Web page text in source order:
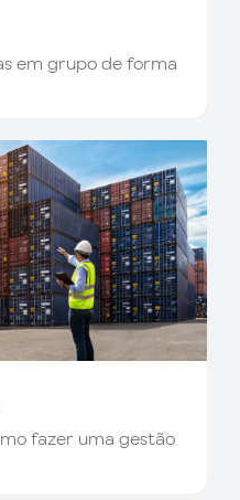
em grupo de forma
fazer uma gestão